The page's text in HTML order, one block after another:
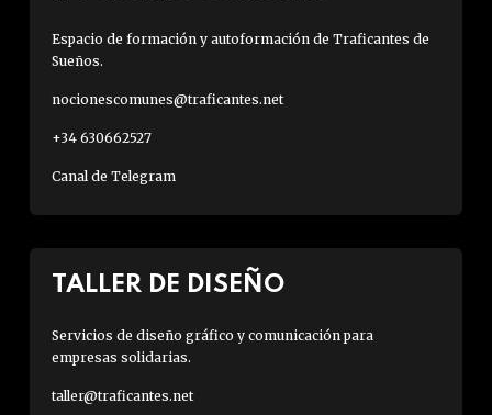
Espacio de formación y autoformación de Traficantes de
Sueños.
nocionescomunes@traficantes.net
+34 630662527
Canal de Telegram
TALLER DE DISEÑO
Servicios de diseño gráfico y comunicación para
empresas solidarias.
taller@traficantes.net